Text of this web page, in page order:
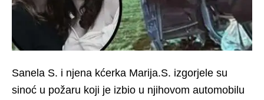
Sanela S. i njena kćerka Marija.S. izgorjele su
sinoć u požaru koji je izbio u njihovom automobilu